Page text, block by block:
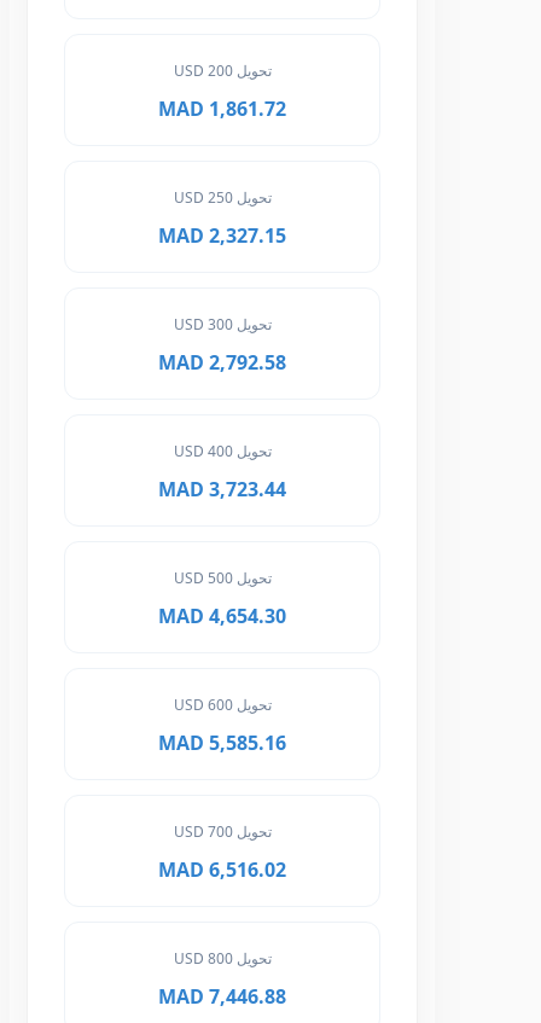
تحويل 200 USD
1,861.72 MAD
تحويل 250 USD
2,327.15 MAD
تحويل 300 USD
2,792.58 MAD
تحويل 400 USD
3,723.44 MAD
تحويل 500 USD
4,654.30 MAD
تحويل 600 USD
5,585.16 MAD
تحويل 700 USD
6,516.02 MAD
تحويل 800 USD
7,446.88 MAD